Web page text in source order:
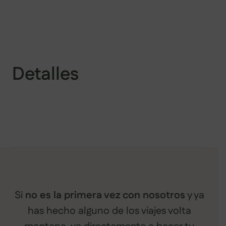
Detalles
Si no es la primera vez con nosotrosy ya
has hecho alguno de los viajes volta